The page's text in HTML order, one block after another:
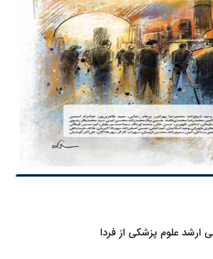
ارشد علوم پزشکی از فردا